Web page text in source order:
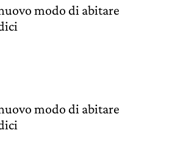
modo di abitare
modo di abitare